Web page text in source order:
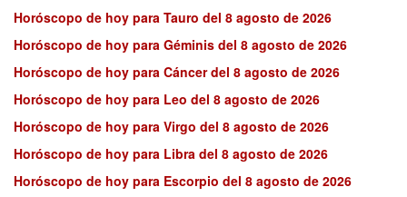
Horóscopo de hoy para Tauro del 8 agosto de 2026
Horóscopo de hoy para Géminis del 8 agosto de 2026
Horóscopo de hoy para Cáncer del 8 agosto de 2026
Horóscopo de hoy para Leo del 8 agosto de 2026
Horóscopo de hoy para Virgo del 8 agosto de 2026
Horóscopo de hoy para Libra del 8 agosto de 2026
Horóscopo de hoy para Escorpio del 8 agosto de 2026